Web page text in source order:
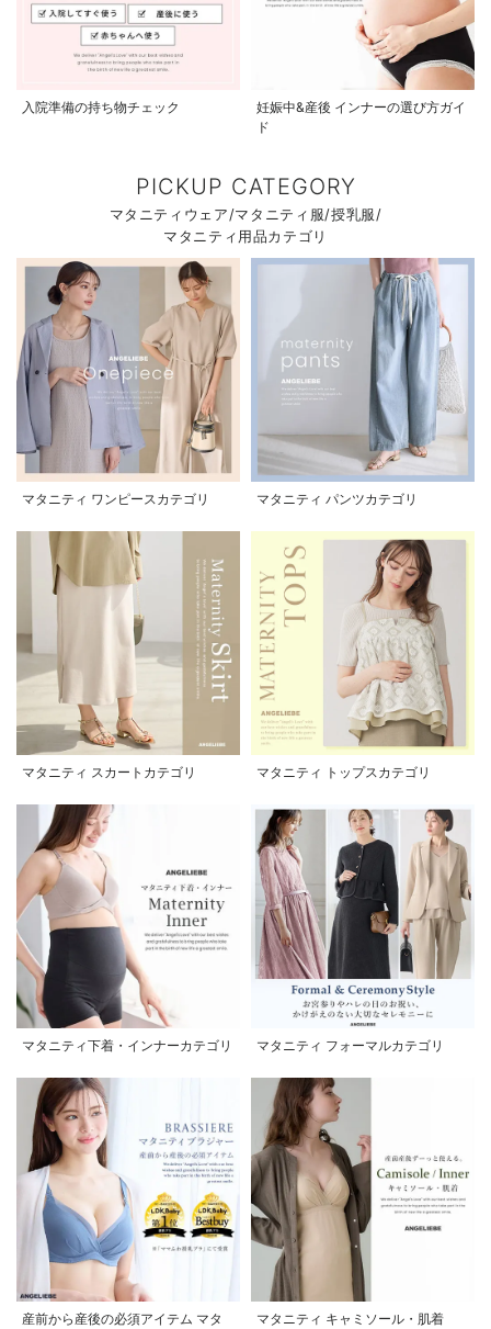
入院準備の持ち物チェック
妊娠中&産後 インナーの選び方ガイ
ド
PICKUP CATEGORY
マタニティウェア/マタニティ服/授乳服/
マタニティ用品カテゴリ
マタニティ ワンピースカテゴリ マタニティ パンツカテゴリ
マタニティ スカートカテゴリ マタニティ トップスカテゴリ
マタニティ下着・インナーカテゴリ マタニティ フォーマルカテゴリ
産前から産後の必須アイテム マタ
マタニティ キャミソール・肌着